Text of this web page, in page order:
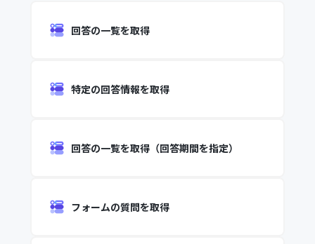
回答の一覧を取得
特定の回答情報を取得
回答の一覧を取得（回答期間を指定）
フォームの質問を取得